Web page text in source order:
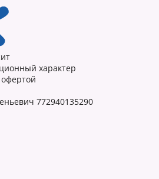
характер
772940135290